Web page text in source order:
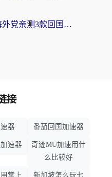
穿梭和快喵好用吗？海外党亲测3款回国加速器，附日本回国VPN避坑指南
接
器 番茄回国加速器
速器
奇迹MU加速用什
么比较好
掌上 新加坡怎么玩七